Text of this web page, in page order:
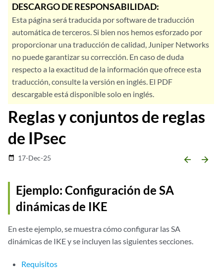
DESCARGO DE RESPONSABILIDAD:
Esta página será traducida por software de traducción
automática de terceros. Si bien nos hemos esforzado por
proporcionar una traducción de calidad, Juniper Networks
no puede garantizar su corrección. En caso de duda
respecto a la exactitud de la información que ofrece esta
traducción, consulte la versión en inglés. El PDF
descargable está disponible solo en inglés.
Reglas y conjuntos de reglas
de IPsec
date_range 17-Dec-25 arrow_backward arrow_forward
Ejemplo: Configuración de SA
dinámicas de IKE
En este ejemplo, se muestra cómo configurar las SA
dinámicas de IKE y se incluyen las siguientes secciones.
Requisitos